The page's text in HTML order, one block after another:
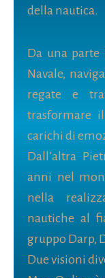
della nautica.
Da una parte
Navale,
regate e
trasformare
carichi di
Dall’altra
anni nel
nella
nautiche al
gruppo Darp,
Due visioni